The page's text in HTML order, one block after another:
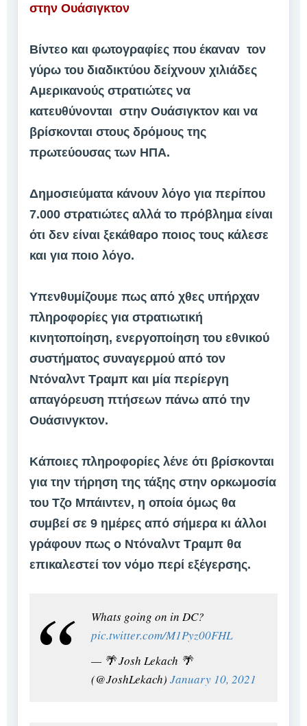
στην Ουάσιγκτον
Βίντεο και φωτογραφίες που έκαναν τον
γύρω του διαδικτύου δείχνουν χιλιάδες
Αμερικανούς στρατιώτες να
κατευθύνονται στην Ουάσιγκτον και να
βρίσκονται στους δρόμους της
πρωτεύουσας των ΗΠΑ.
Δημοσιεύματα κάνουν λόγο για περίπου
7.000 στρατιώτες αλλά το πρόβλημα είναι
ότι δεν είναι ξεκάθαρο ποιος τους κάλεσε
και για ποιο λόγο.
Υπενθυμίζουμε πως από χθες υπήρχαν
πληροφορίες για στρατιωτική
κινητοποίηση, ενεργοποίηση του εθνικού
συστήματος συναγερμού από τον
Ντόναλντ Τραμπ και μία περίεργη
απαγόρευση πτήσεων πάνω από την
Ουάσινγκτον.
Κάποιες πληροφορίες λένε ότι βρίσκονται
για την τήρηση της τάξης στην ορκωμοσία
του Τζο Μπάιντεν, η οποία όμως θα
συμβεί σε 9 ημέρες από σήμερα κι άλλοι
γράφουν πως ο Ντόναλντ Τραμπ θα
επικαλεστεί τον νόμο περί εξέγερσης.
Whats going on in DC?
pic.twitter.com/M1Pyz00FHL
— 🌴 Josh Lekach 🌴
(@JoshLekach) January 10, 2021